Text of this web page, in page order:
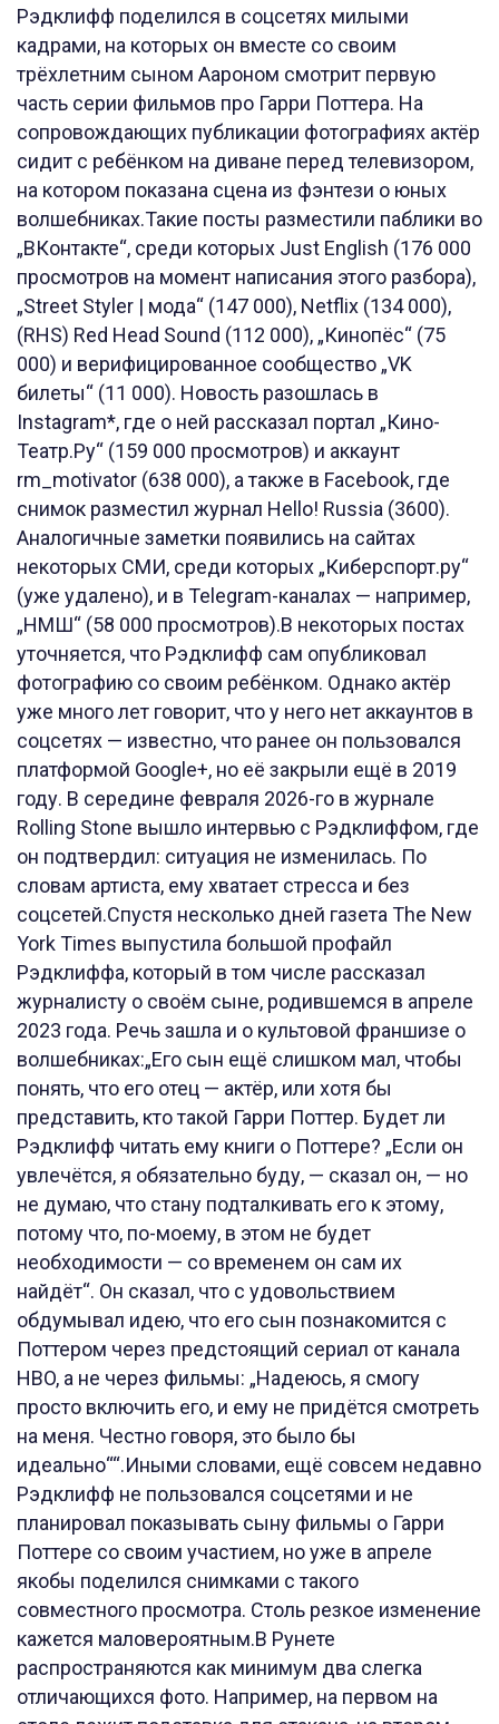
Рэдклифф поделился в соцсетях милыми
кадрами, на которых он вместе со своим
трёхлетним сыном Аароном смотрит первую
часть серии фильмов про Гарри Поттера. На
сопровождающих публикации фотографиях актёр
сидит с ребёнком на диване перед телевизором,
на котором показана сцена из фэнтези о юных
волшебниках.Такие посты разместили паблики во
„ВКонтакте“, среди которых Just English (176 000
просмотров на момент написания этого разбора),
„Street Styler | мода“ (147 000), Netflix (134 000),
(RHS) Red Head Sound (112 000), „Кинопёс“ (75
000) и верифицированное сообщество „VK
билеты“ (11 000). Новость разошлась в
Instagram*, где о ней рассказал портал „Кино-
Театр.Ру“ (159 000 просмотров) и аккаунт
rm_motivator (638 000), а также в Facebook, где
снимок разместил журнал Hello! Russia (3600).
Аналогичные заметки появились на сайтах
некоторых СМИ, среди которых „Киберспорт.ру“
(уже удалено), и в Telegram-каналах — например,
„НМШ“ (58 000 просмотров).В некоторых постах
уточняется, что Рэдклифф сам опубликовал
фотографию со своим ребёнком. Однако актёр
уже много лет говорит, что у него нет аккаунтов в
соцсетях — известно, что ранее он пользовался
платформой Google+, но её закрыли ещё в 2019
году. В середине февраля 2026-го в журнале
Rolling Stone вышло интервью с Рэдклиффом, где
он подтвердил: ситуация не изменилась. По
словам артиста, ему хватает стресса и без
соцсетей.Спустя несколько дней газета The New
York Times выпустила большой профайл
Рэдклиффа, который в том числе рассказал
журналисту о своём сыне, родившемся в апреле
2023 года. Речь зашла и о культовой франшизе о
волшебниках:„Его сын ещё слишком мал, чтобы
понять, что его отец — актёр, или хотя бы
представить, кто такой Гарри Поттер. Будет ли
Рэдклифф читать ему книги о Поттере? „Если он
увлечётся, я обязательно буду, — сказал он, — но
не думаю, что стану подталкивать его к этому,
потому что, по-моему, в этом не будет
необходимости — со временем он сам их
найдёт“. Он сказал, что с удовольствием
обдумывал идею, что его сын познакомится с
Поттером через предстоящий сериал от канала
HBO, а не через фильмы: „Надеюсь, я смогу
просто включить его, и ему не придётся смотреть
на меня. Честно говоря, это было бы
идеально““.Иными словами, ещё совсем недавно
Рэдклифф не пользовался соцсетями и не
планировал показывать сыну фильмы о Гарри
Поттере со своим участием, но уже в апреле
якобы поделился снимками с такого
совместного просмотра. Столь резкое изменение
кажется маловероятным.В Рунете
распространяются как минимум два слегка
отличающихся фото. Например, на первом на